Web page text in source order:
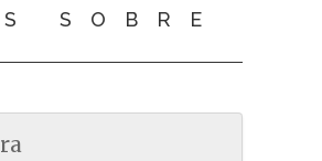
SOBRE